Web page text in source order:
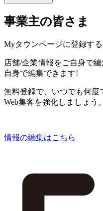
事業主の皆さま
Myタウンページに登録する
店舗/企業情報をご自身で
自身で編集できます!
無料登録で、いつでも何度
Web集客を強化しましょう。
情報の編集はこちら